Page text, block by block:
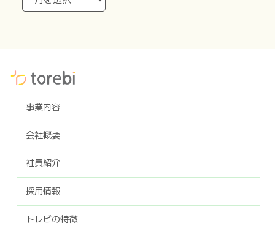
事業内容
会社概要
社員紹介
採用情報
トレビの特徴